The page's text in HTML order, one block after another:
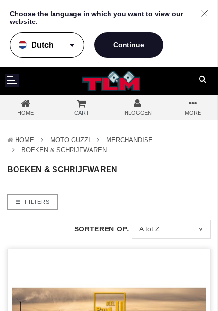
Choose the language in which you want to view our
website.
arrow_drop_down
HOME CART INLOGGEN MORE
HOME MOTO GUZZI
MERCHANDISE
BOEKEN & SCHRIJFWAREN
BOEKEN & SCHRIJFWAREN
FILTERS
SORTEREN OP: